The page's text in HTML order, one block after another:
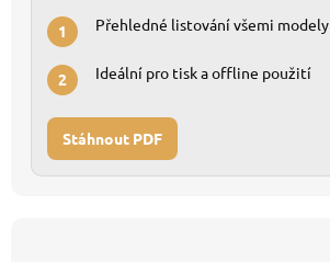
1 Přehledné listování všemi modely
2 Ideální pro tisk a offline použití
Stáhnout PDF